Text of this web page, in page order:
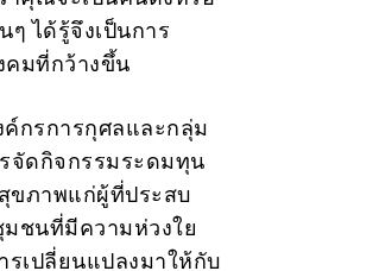
ได้รู้จึงเป็นการ
คมที่กว้างขึ้น
กรการกุศลและกลุ่ม
จัดกิจกรรมระดมทุน
ขภาพแก่ผู้ที่ประสบ
ชนที่มีความห่วงใย
เปลี่ยนแปลงมาให้กับ